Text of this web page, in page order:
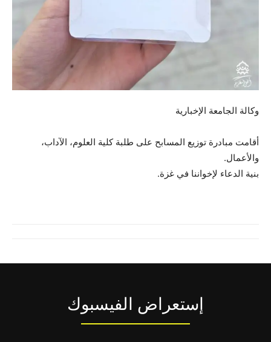
وكالة الجامعة الإخبارية
أقامت مبادرة توزيع المسابح على طلبة كلية العلوم، الآداب،
والأعمال.
بنية الدعاء لإخواننا في غزة.
إستعراض الفيسبوك